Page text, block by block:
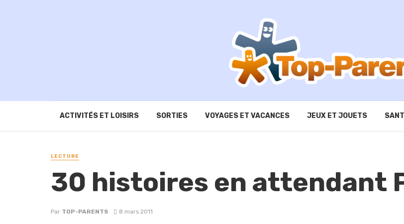
ACTIVITÉS ET LOISIRS SORTIES VOYAGES ET VACANCES JEUX ET JOUETS
LECTURE
30 histoires en attendant
Par TOP-PARENTS 8 mars 2011